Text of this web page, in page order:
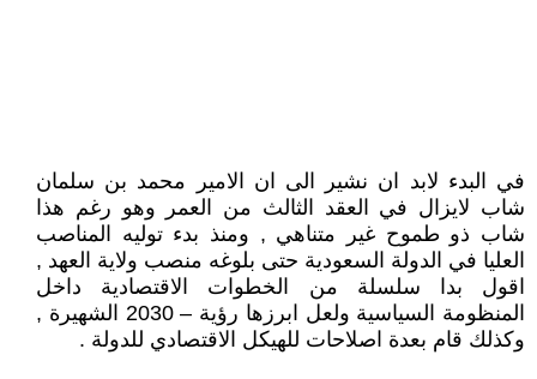
في البدء لابد ان نشير الى ان الامير محمد بن سلمان
شاب لايزال في العقد الثالث من العمر وهو رغم هذا
شاب ذو طموح غير متناهي , ومنذ بدء توليه المناصب
العليا في الدولة السعودية حتى بلوغه منصب ولاية العهد ,
اقول بدا سلسلة من الخطوات الاقتصادية داخل
المنظومة السياسية ولعل ابرزها رؤية – 2030 الشهيرة ,
وكذلك قام بعدة اصلاحات للهيكل الاقتصادي للدولة .